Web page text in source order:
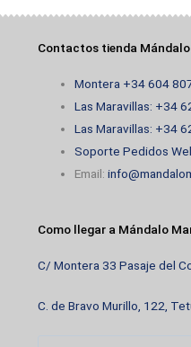
Contactos tienda
Montera +34 604
Las Maravillas: +34
Las Maravillas: +34
Soporte Pedidos
Email:
Como llegar a Mándalo
C/ Montera 33 Pasaje del
C. de Bravo Murillo, 122,